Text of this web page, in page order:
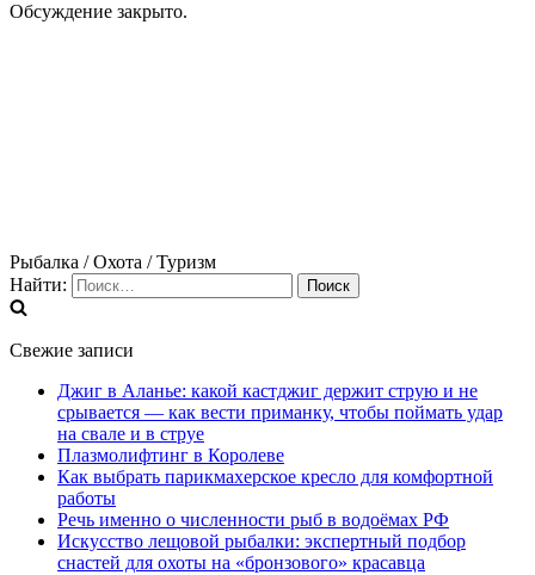
Обсуждение закрыто.
Рыбалка / Охота / Туризм
Найти:
Свежие записи
Джиг в Аланье: какой кастджиг держит струю и не
срывается — как вести приманку, чтобы поймать удар
на свале и в струе
Плазмолифтинг в Королеве
Как выбрать парикмахерское кресло для комфортной
работы
Речь именно о численности рыб в водоёмах РФ
Искусство лещовой рыбалки: экспертный подбор
снастей для охоты на «бронзового» красавца